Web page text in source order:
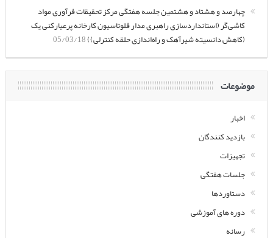
چهارصد و هشتاد و هشتمین جلسه هفتگی مرکز تحقیقات فرآوری مواد
کاشی‌گر (استانداردسازی راهبری مدار فلوتاسیون کارخانه پرعیارکنی یک
(کاهش دانسیته شیرآهک و راه‌اندازی حلقه کنترلی))05/03/18
موضوعات
اخبار
بازدید کنندگان
تجهیزات
جلسات هفتگی
دستاوردها
دوره های آموزشی
رسانه